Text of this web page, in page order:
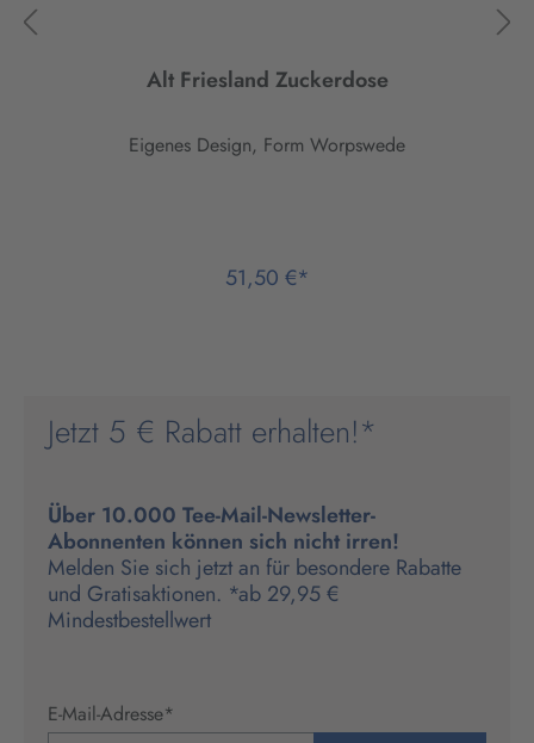
Alt Friesland Zuckerdose
Eigenes Design, Form Worpswede
51,50 €*
Jetzt 5 € Rabatt erhalten!*
Über 10.000 Tee-Mail-Newsletter-
Abonnenten können sich nicht irren!
Melden Sie sich jetzt an für besondere Rabatte
und Gratisaktionen. *ab 29,95 €
Mindestbestellwert
E-Mail-Adresse*